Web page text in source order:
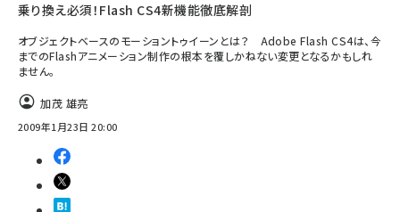
乗り換え必須！Flash CS4新機能徹底解剖
オブジェクトベースのモーショントゥイーンとは？ Adobe Flash CS4は、今
までのFlashアニメーション制作の根本を覆しかねない変更となるかもしれ
ません。
加茂 雄亮
2009年1月23日 20:00